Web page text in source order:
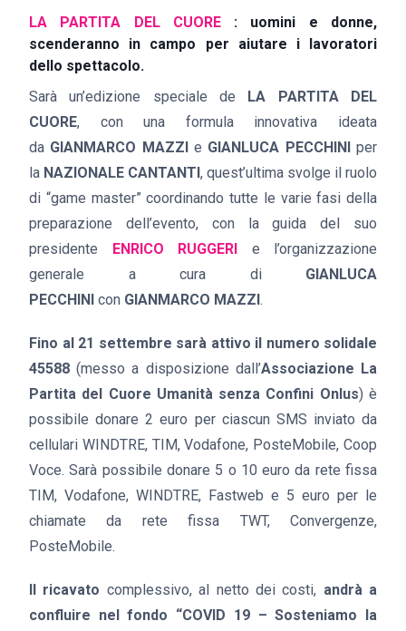
LA PARTITA DEL CUORE: uomini e donne,
scenderanno in campo per aiutare i lavoratori
dello spettacolo.
Sarà un’edizione speciale de LA PARTITA DEL
CUORE, con una formula innovativa ideata
da GIANMARCO MAZZIe GIANLUCA PECCHINIper
la NAZIONALE CANTANTI, quest’ultima svolge il ruolo
di “game master” coordinando tutte le varie fasi della
preparazione dell’evento, con la guida del suo
presidente ENRICO RUGGERI e l’organizzazione
generale a cura di GIANLUCA
PECCHINI con GIANMARCO MAZZI.
Fino al 21 settembre sarà attivo il numero solidale
45588(messo a disposizione dall’Associazione La
Partita del Cuore Umanità senza Confini Onlus) è
possibile donare 2 euro per ciascun SMS inviato da
cellulari WINDTRE, TIM, Vodafone, PosteMobile, Coop
Voce. Sarà possibile donare 5 o 10 euro da rete fissa
TIM, Vodafone, WINDTRE, Fastweb e 5 euro per le
chiamate da rete fissa TWT, Convergenze,
PosteMobile.
Il ricavato complessivo, al netto dei costi, andrà a
confluire nel fondo “COVID 19 – Sosteniamo la